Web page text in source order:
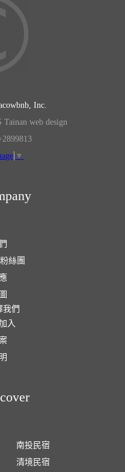
Inc.
web design
▼
絲團
我們
入
南投民宿
清境民宿